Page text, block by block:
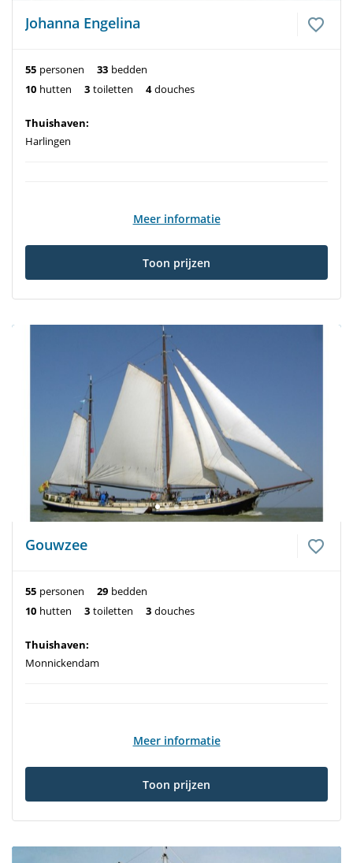
Johanna Engelina
55 personen 33 bedden
10 hutten 3 toiletten 4 douches
Thuishaven:
Harlingen
Meer informatie
Toon prijzen
Gouwzee
55 personen 29 bedden
10 hutten 3 toiletten 3 douches
Thuishaven:
Monnickendam
Meer informatie
Toon prijzen